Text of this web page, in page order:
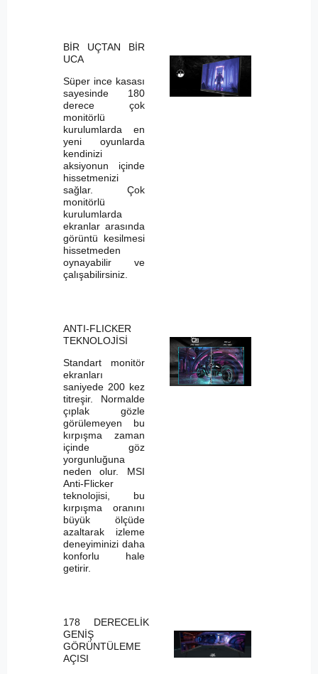
BİR UÇTAN BİR
UCA
Süper ince kasası
sayesinde 180
derece çok
monitörlü
kurulumlarda en
yeni oyunlarda
kendinizi
aksiyonun içinde
hissetmenizi
sağlar. Çok
monitörlü
kurulumlarda
ekranlar arasında
görüntü kesilmesi
hissetmeden
oynayabilir ve
çalışabilirsiniz.
ANTI-FLICKER
TEKNOLOJİSİ
Standart monitör
ekranları
saniyede 200 kez
titreşir. Normalde
çıplak gözle
görülemeyen bu
kırpışma zaman
içinde göz
yorgunluğuna
neden olur. MSI
Anti-Flicker
teknolojisi, bu
kırpışma oranını
büyük ölçüde
azaltarak izleme
deneyiminizi daha
konforlu hale
getirir.
178 DERECELİK
GENİŞ
GÖRÜNTÜLEME
AÇISI